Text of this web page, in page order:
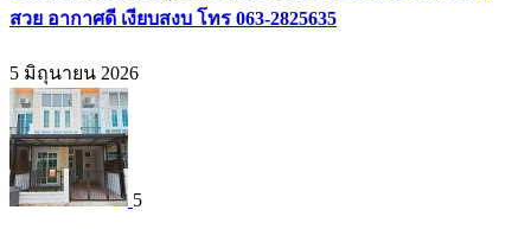
สวย อากาศดี เงียบสงบ โทร 063-2825635
5 มิถุนายน 2026
5